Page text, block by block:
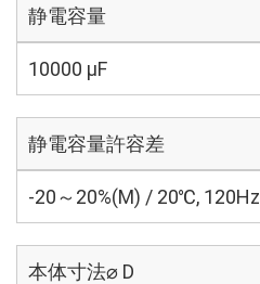
静電容量
10000 µF
静電容量許容差
-20～20%(M) / 20℃, 120Hz
本体寸法⌀ D